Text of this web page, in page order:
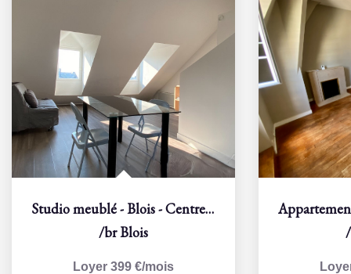
Studio meublé - Blois - Centre-ville
/brBlois
Loyer 399 €/mois